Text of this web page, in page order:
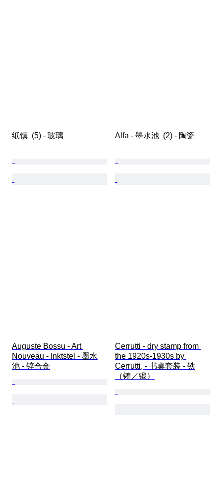
纸镇  (5) - 玻璃 Alfa - 墨水池  (2) - 陶瓷
Auguste Bossu - Art
Nouveau - Inktstel - 墨水
池 - 锌合金
Cerrutti - dry stamp from
the 1920s-1930s by
Cerrutti, - 书桌套装 - 铁
（铸／锻）